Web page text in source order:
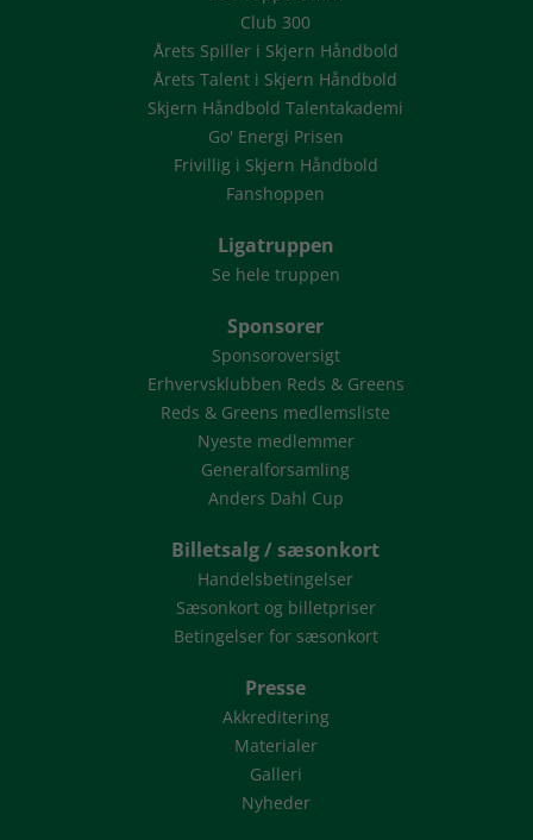
Club 300
Årets Spiller i Skjern Håndbold
Årets Talent i Skjern Håndbold
Skjern Håndbold Talentakademi
Go' Energi Prisen
Frivillig i Skjern Håndbold
Fanshoppen
Ligatruppen
Se hele truppen
Sponsorer
Sponsoroversigt
Erhvervsklubben Reds & Greens
Reds & Greens medlemsliste
Nyeste medlemmer
Generalforsamling
Anders Dahl Cup
Billetsalg / sæsonkort
Handelsbetingelser
Sæsonkort og billetpriser
Betingelser for sæsonkort
Presse
Akkreditering
Materialer
Galleri
Nyheder